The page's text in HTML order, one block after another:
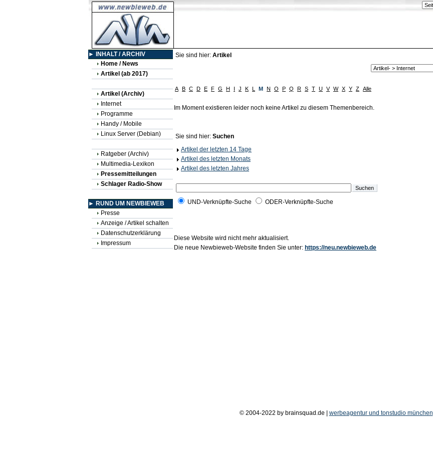
► INHALT / ARCHIV
Home / News
Artikel (ab 2017)
Artikel (Archiv)
Internet
Programme
Handy / Mobile
Linux Server (Debian)
Ratgeber (Archiv)
Multimedia-Lexikon
Pressemitteilungen
Schlager Radio-Show
► RUND UM NEWBIEWEB
Presse
Anzeige / Artikel schalten
Datenschutzerklärung
Impressum
Sie sind hier: Artikel
A B C D E F G H I J K L M N O P Q R S T U V W X Y Z Alle
Im Moment existieren leider noch keine Artikel zu diesem Themenbereich.
Sie sind hier: Suchen
Artikel der letzten 14 Tage
Artikel des letzten Monats
Artikel des letzten Jahres
UND-Verknüpfte-Suche ODER-Verknüpfte-Suche
Diese Website wird nicht mehr aktualisiert.
Die neue Newbieweb-Website finden Sie unter: https://neu.newbieweb.de
© 2004-2022 by brainsquad.de | werbeagentur und tonstudio münchen